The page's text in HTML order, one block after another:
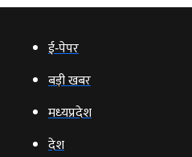
ई‑पेपर
बड़ी खबर
मध्‍यप्रदेश
देश